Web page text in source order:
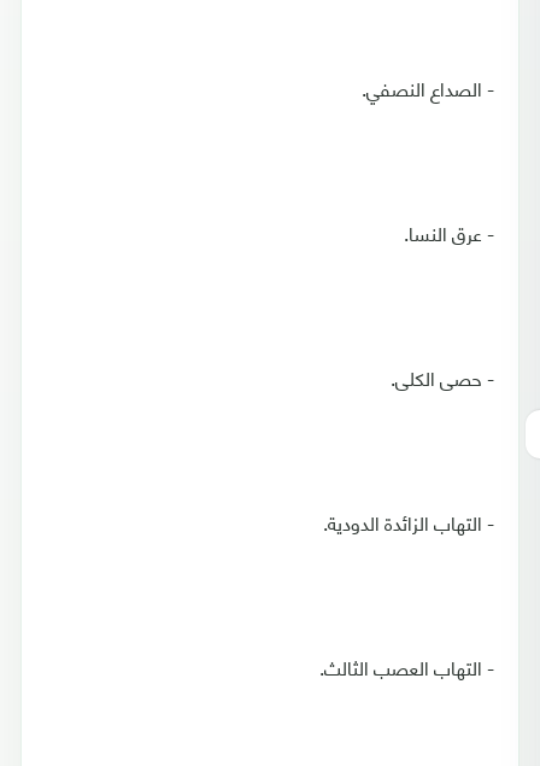
- الصداع النصفي.
- عرق النسا.
- حصى الكلى.
- التهاب الزائدة الدودية.
- التهاب العصب الثالث.